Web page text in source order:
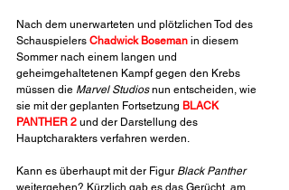
Nach dem unerwarteten und plötzlichen Tod des
Schauspielers Chadwick Boseman in diesem
Sommer nach einem langen und
geheimgehaltetenen Kampf gegen den Krebs
müssen die Marvel Studios nun entscheiden, wie
sie mit der geplanten Fortsetzung BLACK
PANTHER 2 und der Darstellung des
Hauptcharakters verfahren werden.
Kann es überhaupt mit der Figur Black Panther